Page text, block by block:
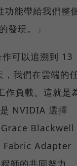
能帶給我們整
現。」
可以追溯到 13
，我們在雲端的
作負載。這就是
NVIDIA 選擇
Blackwell
Fabric Adapter